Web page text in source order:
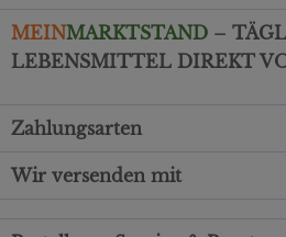
MEINMARKTSTAND –
LEBENSMITTEL DIREKT
Zahlungsarten
Wir versenden mit